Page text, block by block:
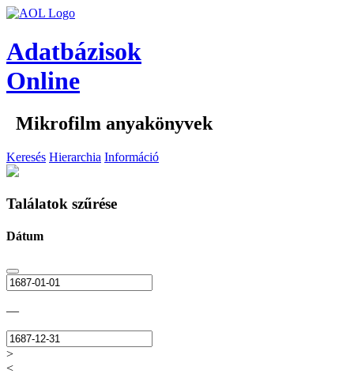
Adatbázisok
Online
Mikrofilm anyakönyvek
Keresés Hierarchia Információ
Találatok szűrése
Dátum
—
>
<